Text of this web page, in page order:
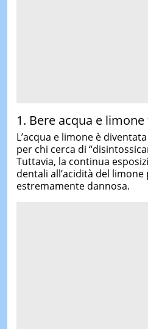
1. Bere acqua e
L’acqua e limone è
per chi cerca di
Tuttavia, la continua
dentali all’acidità del limone
estremamente dannosa.